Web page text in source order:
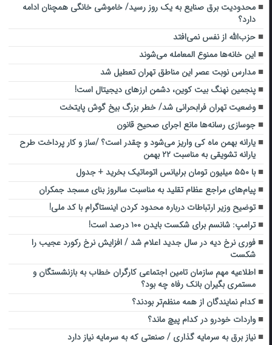
محدودیت برق صنایع به یک روز رسید/ خاموشی خانگی همچنان ادامه
دارد؟
حزب‌الله از نفس نمی‌افتد
این خانه‌ها ممنوع المعامله می‌شوند
مدارس نوبت عصر این مناطق تهران تعطیل شد
پنجمین نهنگ بیت کوین، دشمن ارزهای دیجیتال است!
وضعیت تهران فرابحرانی شد/ خطر بزرگ بیخ گوش پایتخت
جوسازی رسانه‌ها مانع اجرای صحیح قانون
یارانه بهمن ماه کی واریز می‌شود و چقدر است؟ /ساز و کار پرداخت طرح
یارانه تشویقی به مناسبت ۲۲ بهمن
با ۵۵۰ میلیون تومان برلیانس اتوماتیک بخرید + جدول
پیام‌های مراجع عظام تقلید به مناسبت سالروز بنای مسجد جمکران
توضیح وزیر ارتباطات درباره محدود کردن اینستاگرام با کد ملی!
ترامپ: شانسم برای شکست بایدن ۱۰۰ درصد است!
فوری نرخ دیه در سال جدید اعلام شد / افزایش نرخ رکورد عجیب را
شکست
اطلاعیه مهم سازمان تامین اجتماعی کارگران خطاب به بازنشستگان و
مستمری بگیران بانک رفاه چه بود؟
کدام نمایندگان از همه منظم‌تر بودند؟
واردات خودرو در کدام پیچ ماند؟
نیاز برق به سرمایه گذاری / صنعتی که به سرمایه نیاز دارد